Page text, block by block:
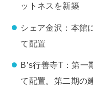
ットネスを新築
シェア金沢：本館
て配置
B’s行善寺T：第一
て配置。第二期の